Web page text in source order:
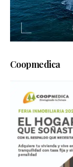
Coopmedica